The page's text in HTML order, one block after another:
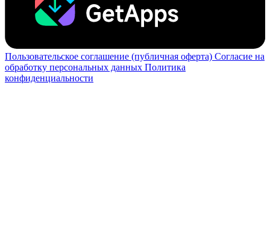
Пользовательское соглашение (публичная оферта) Согласие на
обработку персональных данных Политика
конфиденциальности